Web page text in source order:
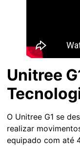
Unitree
O Unitree G1 se
realizar
equipado com até